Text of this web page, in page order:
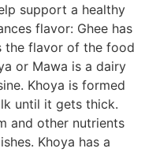
support a healthy
flavor: Ghee has
the flavor of the food
or Mawa is a dairy
Khoya is formed
until it gets thick.
and other nutrients
Khoya has a